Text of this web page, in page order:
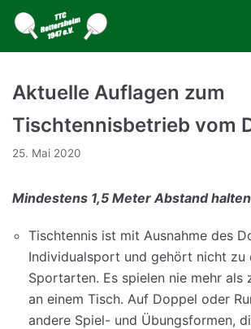
Zum
Inhalt
Aktuelle Auflagen zum
Tischtennisbetrieb vom
25. Mai 2020
Mindestens 1,5 Meter Abstand
Tischtennis ist mit Ausnahme des
Individualsport und gehört nicht zu
Sportarten. Es spielen nie mehr als
an einem Tisch. Auf Doppel oder
andere Spiel- und Übungsformen,